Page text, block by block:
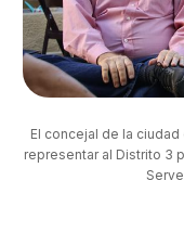
El concejal de la
representar al Distrito 3